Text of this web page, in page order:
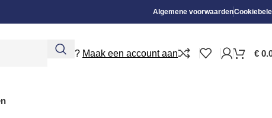
Algemene voorwaarden
Nieuw? Maak een account aan €